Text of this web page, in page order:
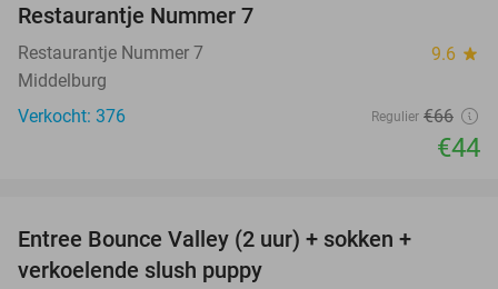
Restaurantje Nummer 7
Restaurantje Nummer 7 9.6 star
Middelburg
Verkocht: 376
Regulier €66
€44
Entree Bounce Valley (2 uur) + sokken +
verkoelende slush puppy